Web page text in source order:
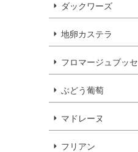
ダックワーズ
地卵カステラ
フロマージュブッセ
ぶどう葡萄
マドレーヌ
フリアン